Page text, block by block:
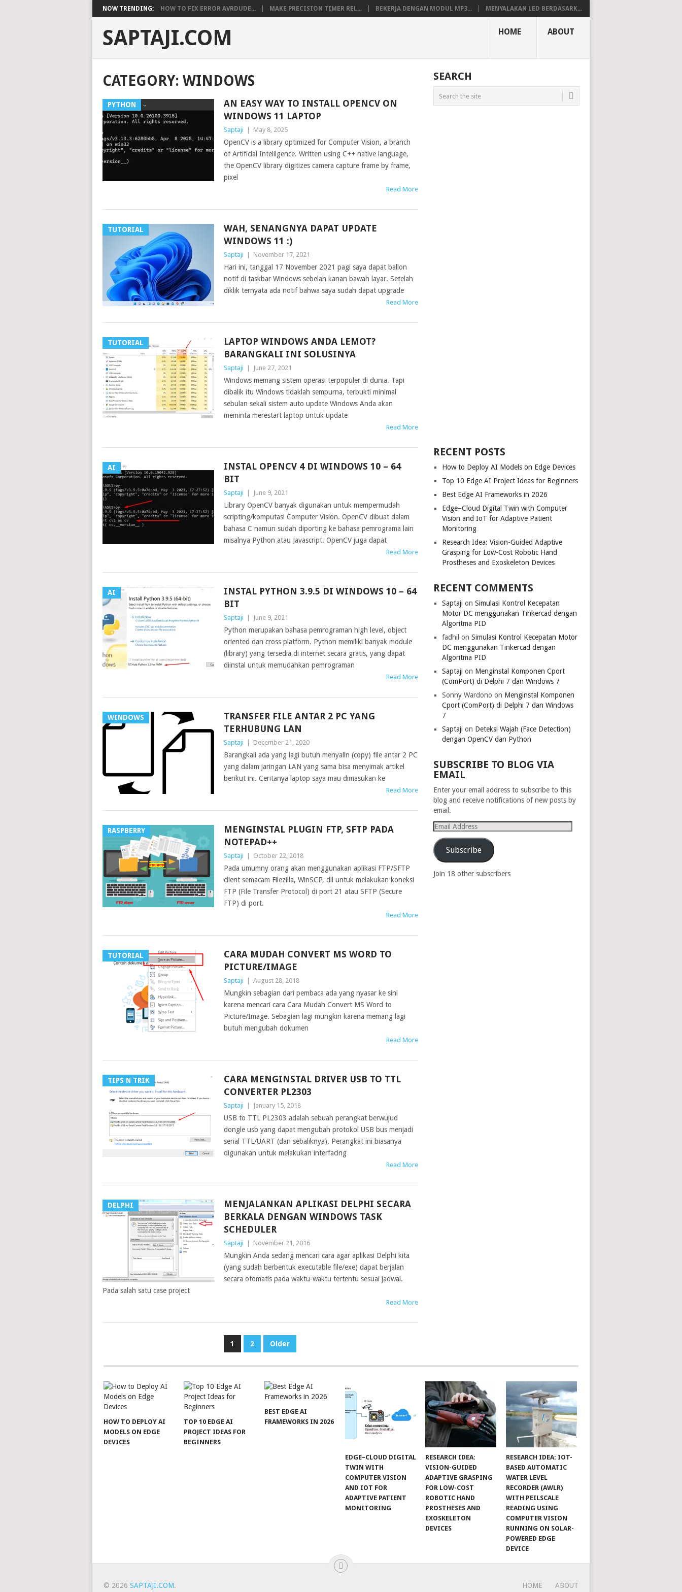
NOW TRENDING: HOW TO FIX ERROR AVRDUDE... MAKE PRECISION TIMER REL... BEKERJA DENGAN MODUL MP3... MENYALAKAN LED BERDASARK...
SAPTAJI.COM HOME ABOUT
CATEGORY: WINDOWS
PYTHON
AN EASY WAY TO INSTALL OPENCV ON
WINDOWS 11 LAPTOP
Saptaji May 8, 2025
OpenCV is a library optimized for Computer Vision, a branch
of Artificial Intelligence. Written using C++ native language,
the OpenCV library digitizes camera capture frame by frame,
pixel
Read More
TUTORIAL
WAH, SENANGNYA DAPAT UPDATE
WINDOWS 11 :)
Saptaji November 17, 2021
Hari ini, tanggal 17 November 2021 pagi saya dapat ballon
notif di taskbar Windows sebelah kanan bawah layar. Setelah
diklik ternyata ada notif bahwa saya sudah dapat upgrade
Read More
TUTORIAL
LAPTOP WINDOWS ANDA LEMOT?
BARANGKALI INI SOLUSINYA
Saptaji June 27, 2021
Windows memang sistem operasi terpopuler di dunia. Tapi
dibalik itu Windows tidaklah sempurna, terbukti minimal
sebulan sekali sistem auto update Windows Anda akan
meminta merestart laptop untuk update
Read More
AI
INSTAL OPENCV 4 DI WINDOWS 10 – 64
BIT
Saptaji June 9, 2021
Library OpenCV banyak digunakan untuk mempermudah
scripting/komputasi Computer Vision. OpenCV dibuat dalam
bahasa C namun sudah diporting ke bahasa pemrograma lain
misalnya Python atau Javascript. OpenCV juga dapat
Read More
AI
INSTAL PYTHON 3.9.5 DI WINDOWS 10 – 64
BIT
Saptaji June 9, 2021
Python merupakan bahasa pemrograman high level, object
oriented dan cross platform. Python memiliki banyak module
(library) yang tersedia di internet secara gratis, yang dapat
diinstal untuk memudahkan pemrograman
Read More
WINDOWS
TRANSFER FILE ANTAR 2 PC YANG
TERHUBUNG LAN
Saptaji December 21, 2020
Barangkali ada yang lagi butuh menyalin (copy) file antar 2 PC
yang dalam jaringan LAN yang sama bisa menyimak artikel
berikut ini. Ceritanya laptop saya mau dimasukan ke
Read More
RASPBERRY
MENGINSTAL PLUGIN FTP, SFTP PADA
NOTEPAD++
Saptaji October 22, 2018
Pada umumny orang akan menggunakan aplikasi FTP/SFTP
client semacam Filezilla, WinSCP, dll untuk melakukan koneksi
FTP (File Transfer Protocol) di port 21 atau SFTP (Secure
FTP) di port.
Read More
TUTORIAL
CARA MUDAH CONVERT MS WORD TO
PICTURE/IMAGE
Saptaji August 28, 2018
Mungkin sebagian dari pembaca ada yang nyasar ke sini
karena mencari cara Cara Mudah Convert MS Word to
Picture/Image. Sebagian lagi mungkin karena memang lagi
butuh mengubah dokumen
Read More
TIPS N TRIK
CARA MENGINSTAL DRIVER USB TO TTL
CONVERTER PL2303
Saptaji January 15, 2018
USB to TTL PL2303 adalah sebuah perangkat berwujud
dongle usb yang dapat mengubah protokol USB bus menjadi
serial TTL/UART (dan sebaliknya). Perangkat ini biasanya
digunakan untuk melakukan interfacing
Read More
DELPHI
MENJALANKAN APLIKASI DELPHI SECARA
BERKALA DENGAN WINDOWS TASK
SCHEDULER
Saptaji November 21, 2016
Mungkin Anda sedang mencari cara agar aplikasi Delphi kita
(yang sudah berbentuk executable file/exe) dapat berjalan
secara otomatis pada waktu-waktu tertentu sesuai jadwal.
Pada salah satu case project
Read More
1 2 Older
SEARCH
RECENT POSTS
How to Deploy AI Models on Edge Devices
Top 10 Edge AI Project Ideas for Beginners
Best Edge AI Frameworks in 2026
Edge–Cloud Digital Twin with Computer
Vision and IoT for Adaptive Patient
Monitoring
Research Idea: Vision-Guided Adaptive
Grasping for Low-Cost Robotic Hand
Prostheses and Exoskeleton Devices
RECENT COMMENTS
Saptaji onSimulasi Kontrol Kecepatan
Motor DC menggunakan Tinkercad dengan
Algoritma PID
fadhil onSimulasi Kontrol Kecepatan Motor
DC menggunakan Tinkercad dengan
Algoritma PID
Saptaji on Menginstal Komponen Cport
(ComPort) di Delphi 7 dan Windows 7
Sonny Wardono on Menginstal Komponen
Cport (ComPort) di Delphi 7 dan Windows
7
Saptaji on Deteksi Wajah (Face Detection)
dengan OpenCV dan Python
SUBSCRIBE TO BLOG VIA
EMAIL
Enter your email address to subscribe to this
blog and receive notifications of new posts by
email.
Email
Address
Subscribe
Join 18 other subscribers
HOW TO DEPLOY AI
MODELS ON EDGE
DEVICES
TOP 10 EDGE AI
PROJECT IDEAS FOR
BEGINNERS
BEST EDGE AI
FRAMEWORKS IN 2026
EDGE–CLOUD DIGITAL
TWIN WITH
COMPUTER VISION
AND IOT FOR
ADAPTIVE PATIENT
MONITORING
RESEARCH IDEA:
VISION-GUIDED
ADAPTIVE GRASPING
FOR LOW-COST
ROBOTIC HAND
PROSTHESES AND
EXOSKELETON
DEVICES
RESEARCH IDEA: IOT-
BASED AUTOMATIC
WATER LEVEL
RECORDER (AWLR)
WITH PEILSCALE
READING USING
COMPUTER VISION
RUNNING ON SOLAR-
POWERED EDGE
DEVICE
© 2026 SAPTAJI.COM. HOME ABOUT